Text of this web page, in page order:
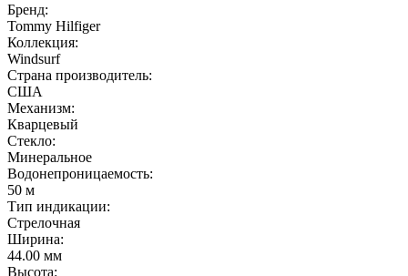
Бренд:
Tommy Hilfiger
Коллекция:
Windsurf
Страна производитель:
США
Механизм:
Кварцевый
Стекло:
Минеральное
Водонепроницаемость:
50 м
Тип индикации:
Стрелочная
Ширина:
44.00 мм
Высота: